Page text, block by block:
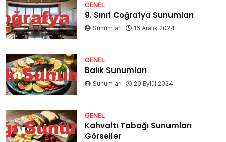
GENEL
9. Sınıf Coğrafya Sunumları
Sunumları 16 Aralık 2024
GENEL
Balık Sunumları
Sunumları 20 Eylül 2024
GENEL
Kahvaltı Tabağı Sunumları
Görseller